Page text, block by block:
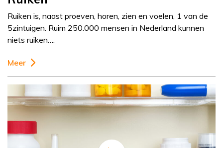
Ruiken is, naast proeven, horen, zien en voelen, 1 van de
5zintuigen. Ruim 250.000 mensen in Nederland kunnen
niets ruiken….
Meer